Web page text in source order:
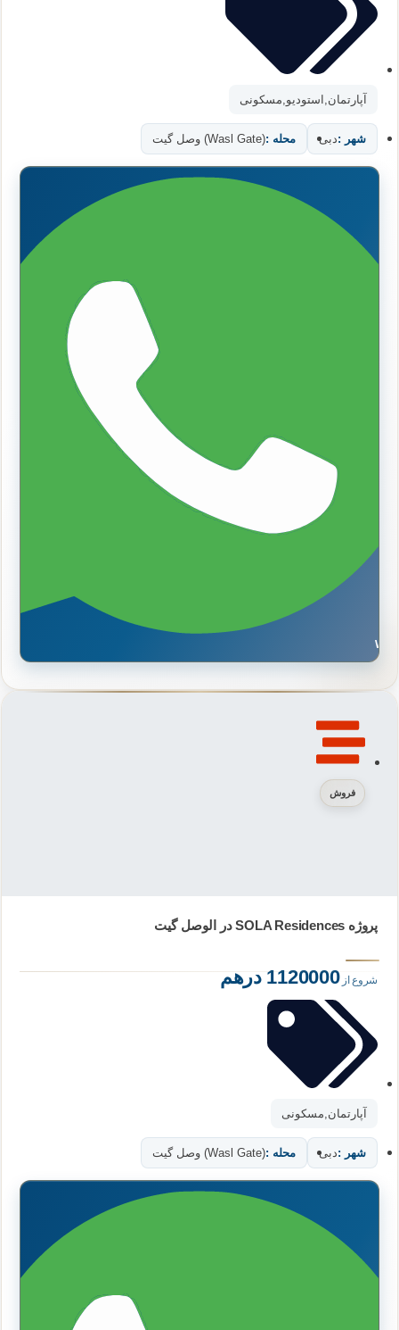
آپارتمان,استودیو,مسکونی
شهر : دبی محله :(Wasl Gate) وصل گیت
پروژه SOLA Residences در الوصل گیت
فروش
شروع از1120000 درهم
آپارتمان,مسکونی
شهر : دبی محله :(Wasl Gate) وصل گیت